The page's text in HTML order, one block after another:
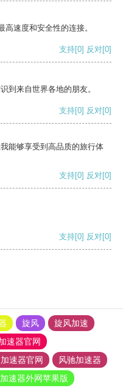
速度和安全性的连接。
支持[0] 反对[0]
到来自世界各地的朋友。
支持[0] 反对[0]
能够享受到高品质的旅行体
支持[0] 反对[0]
支持[0] 反对[0]
旋风
旋风加速
速器官网
速器官网
风驰加速器
速器外网苹果版